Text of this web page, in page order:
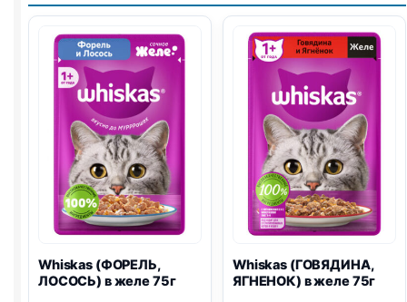
Whiskas (ФОРЕЛЬ,
ЛОСОСЬ) в желе 75г
Whiskas (ГОВЯДИНА,
ЯГНЕНОК) в желе 75г